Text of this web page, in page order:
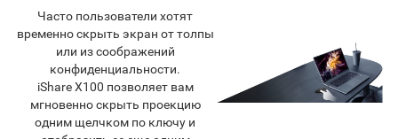
Часто пользователи хотят
временно скрыть экран от толпы
или из соображений
конфиденциальности.
iShare X100 позволяет вам
мгновенно скрыть проекцию
одним щелчком по ключу и